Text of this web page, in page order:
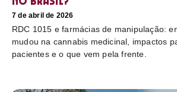
7 de abril de 2026
RDC 1015 e farmácias de manipulação:
mudou na cannabis medicinal, impactos
pacientes e o que vem pela frente.